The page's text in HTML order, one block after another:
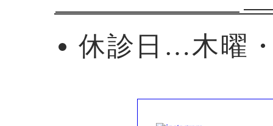
休診日…木曜